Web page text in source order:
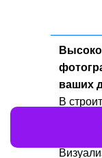
ваших
В